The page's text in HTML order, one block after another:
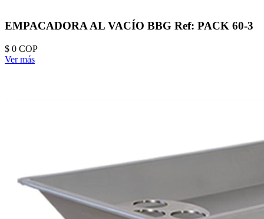
EMPACADORA AL VACÍO BBG Ref: PACK 60-3
$ 0 COP
Ver más